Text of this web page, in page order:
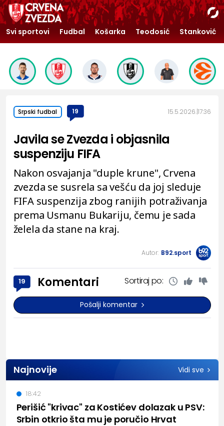
Svi sportovi Fudbal Košarka Teodosić Stanković
Srpski fudbal 19 15.5.2026. 17:36
Javila se Zvezda i objasnila
suspenziju FIFA
Nakon osvajanja "duple krune", Crvena
zvezda se susrela sa vešću da joj sleduje
FIFA suspenzija zbog ranijih potraživanja
prema Usmanu Bukariju, čemu je sada
želela da stane na kraj.
Autor: B92.sport
19 Komentari Sortiraj po:
Pošalji komentar
Najnovije Vidi sve
Perišić "krivac" za Kostićev dolazak u PSV:
Srbin otkrio šta mu je poručio Hrvat
18:42